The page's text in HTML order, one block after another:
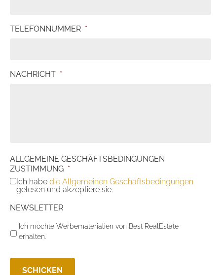
TELEFONNUMMER *
NACHRICHT *
ALLGEMEINE GESCHÄFTSBEDINGUNGEN
ZUSTIMMUNG *
Ich habe die Allgemeinen Geschäftsbedingungen
gelesen und akzeptiere sie.
NEWSLETTER
Ich möchte Werbematerialien von Best RealEstate
erhalten.